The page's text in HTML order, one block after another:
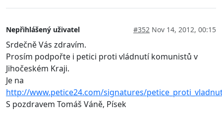
Nepřihlášený uživatel #352 Nov 14, 2012, 00:15
Srdečně Vás zdravím.
Prosím podpořte i petici proti vládnutí komunistů v
Jihočeském Kraji.
Je na
http://www.petice24.com/signatures/
S pozdravem Tomáš Váně, Písek